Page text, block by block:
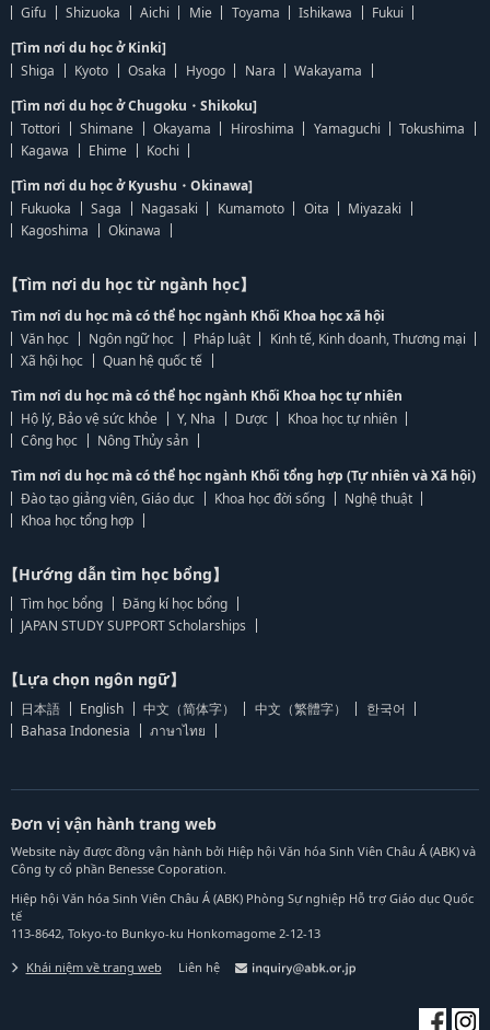
Gifu
Shizuoka Aichi Mie Toyama Ishikawa
Fukui
[Tìm nơi du học ở Kinki]
Shiga
Kyoto Osaka Hyogo Nara
Wakayama
[Tìm nơi du học ở Chugoku・Shikoku]
Tottori
Shimane Okayama Hiroshima Yamaguchi
Tokushima
Kagawa
Ehime
Kochi
[Tìm nơi du học ở Kyushu・Okinawa]
Fukuoka
Saga Nagasaki Kumamoto Oita
Miyazaki
Kagoshima
Okinawa
【Tìm nơi du học từ ngành học】
Tìm nơi du học mà có thể học ngành Khối Khoa học xã hội
Văn học
Ngôn ngữ học Pháp luật
Kinh tế, Kinh doanh, Thương mại
Xã hội học
Quan hệ quốc tế
Tìm nơi du học mà có thể học ngành Khối Khoa học tự nhiên
Hộ lý, Bảo vệ sức khỏe
Y, Nha Dược
Khoa học tự nhiên
Công học
Nông Thủy sản
Tìm nơi du học mà có thể học ngành Khối tổng hợp (Tự nhiên và Xã hội)
Đào tạo giảng viên, Giáo dục
Khoa học đời sống
Nghệ thuật
Khoa học tổng hợp
【Hướng dẫn tìm học bổng】
Tìm học bổng
Đăng kí học bổng
JAPAN STUDY SUPPORT Scholarships
【Lựa chọn ngôn ngữ】
日本語 English 中文（简体字） 中文（繁體字）
한국어
Bahasa Indonesia
ภาษาไทย
Đơn vị vận hành trang web
Website này được đồng vận hành bởi Hiệp hội Văn hóa Sinh Viên Châu Á (ABK) và
Công ty cổ phần Benesse Coporation.
Hiệp hội Văn hóa Sinh Viên Châu Á (ABK) Phòng Sự nghiệp Hỗ trợ Giáo dục Quốc
tế
113-8642, Tokyo-to Bunkyo-ku Honkomagome 2-12-13
Khái niệm về trang web Liên hệ